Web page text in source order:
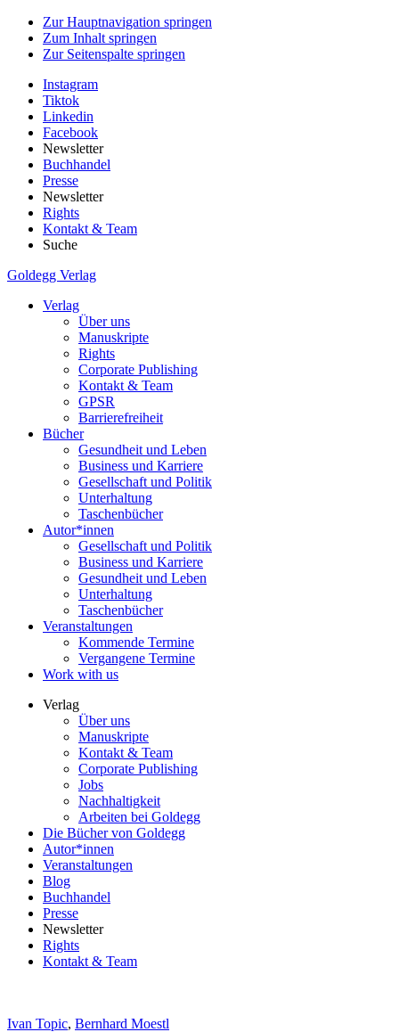
Zur Hauptnavigation springen
Zum Inhalt springen
Zur Seitenspalte springen
Instagram
Tiktok
Linkedin
Facebook
Newsletter
Buchhandel
Presse
Newsletter
Rights
Kontakt & Team
Suche
Goldegg Verlag
Verlag
Über uns
Manuskripte
Rights
Corporate Publishing
Kontakt & Team
GPSR
Barrierefreiheit
Bücher
Gesundheit und Leben
Business und Karriere
Gesellschaft und Politik
Unterhaltung
Taschenbücher
Autor*innen
Gesellschaft und Politik
Business und Karriere
Gesundheit und Leben
Unterhaltung
Taschenbücher
Veranstaltungen
Kommende Termine
Vergangene Termine
Work with us
Verlag
Über uns
Manuskripte
Kontakt & Team
Corporate Publishing
Jobs
Nachhaltigkeit
Arbeiten bei Goldegg
Die Bücher von Goldegg
Autor*innen
Veranstaltungen
Blog
Buchhandel
Presse
Newsletter
Rights
Kontakt & Team
Ivan Topic, Bernhard Moestl